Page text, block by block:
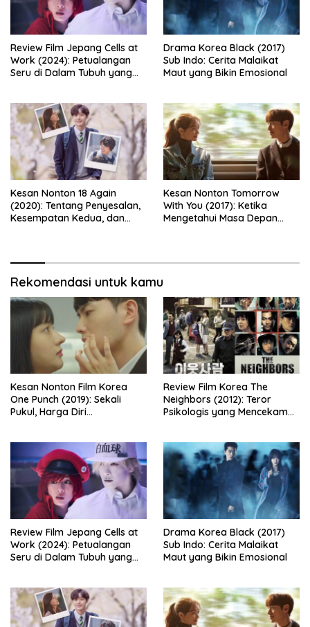
Review Film Jepang Cells at
Work (2024): Petualangan
Seru di Dalam Tubuh yang
Drama Korea Black (2017)
Sub Indo: Cerita Malaikat
Maut yang Bikin Emosional
Kesan Nonton 18 Again
(2020): Tentang Penyesalan,
Kesempatan Kedua, dan
Kesan Nonton Tomorrow
With You (2017): Ketika
Mengetahui Masa Depan
Rekomendasi untuk kamu
Kesan Nonton Film Korea
One Punch (2019): Sekali
Pukul, Harga Diri
Review Film Korea The
Neighbors (2012): Teror
Psikologis yang Mencekam
Review Film Jepang Cells at
Work (2024): Petualangan
Seru di Dalam Tubuh yang
Drama Korea Black (2017)
Sub Indo: Cerita Malaikat
Maut yang Bikin Emosional